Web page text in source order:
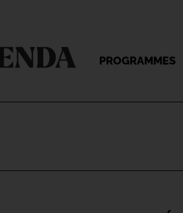
PROGRAMMES